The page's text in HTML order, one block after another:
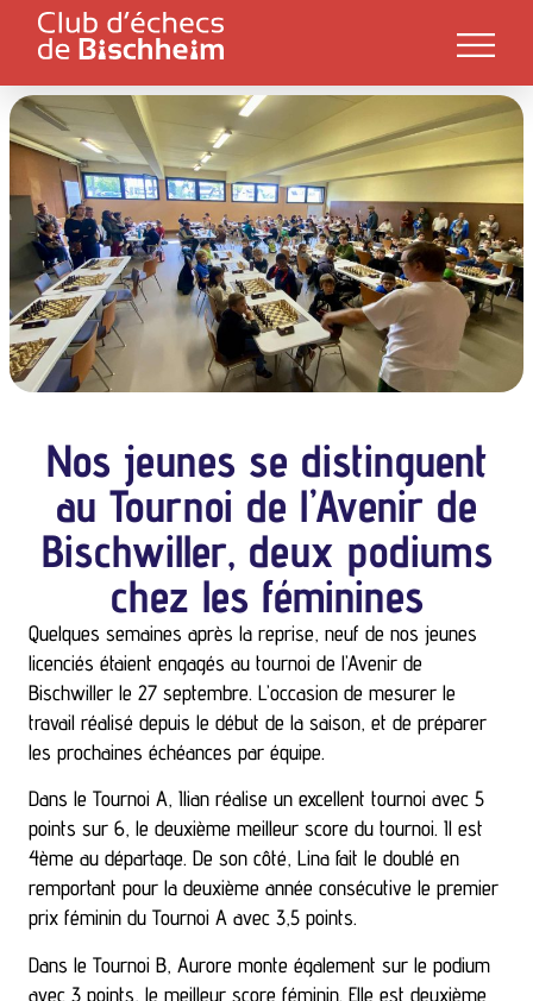
Nos jeunes se distinguent
au Tournoi de l’Avenir de
Bischwiller, deux podiums
chez les féminines
Quelques semaines après la reprise, neuf de nos jeunes
licenciés étaient engagés au tournoi de l’Avenir de
Bischwiller le 27 septembre. L’occasion de mesurer le
travail réalisé depuis le début de la saison, et de préparer
les prochaines échéances par équipe.
Dans le Tournoi A, Ilian réalise un excellent tournoi avec 5
points sur 6, le deuxième meilleur score du tournoi. Il est
4ème au départage. De son côté, Lina fait le doublé en
remportant pour la deuxième année consécutive le premier
prix féminin du Tournoi A avec 3,5 points.
Dans le Tournoi B, Aurore monte également sur le podium
avec 3 points, le meilleur score féminin. Elle est deuxième